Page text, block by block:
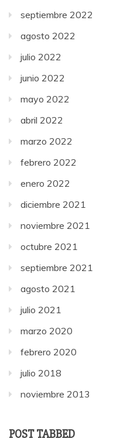
septiembre 2022
agosto 2022
julio 2022
junio 2022
mayo 2022
abril 2022
marzo 2022
febrero 2022
enero 2022
diciembre 2021
noviembre 2021
octubre 2021
septiembre 2021
agosto 2021
julio 2021
marzo 2020
febrero 2020
julio 2018
noviembre 2013
POST TABBED